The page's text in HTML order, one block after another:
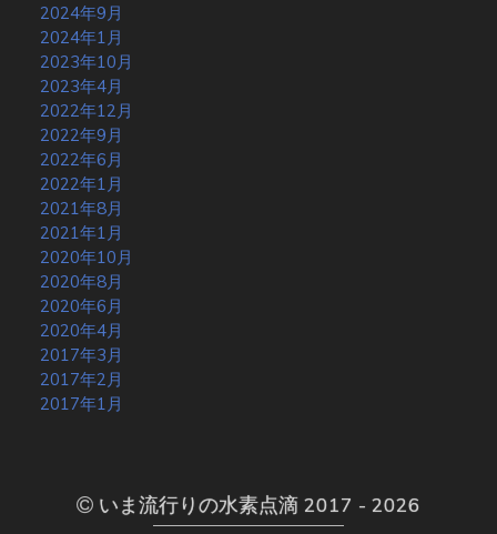
2024年9月
2024年1月
2023年10月
2023年4月
2022年12月
2022年9月
2022年6月
2022年1月
2021年8月
2021年1月
2020年10月
2020年8月
2020年6月
2020年4月
2017年3月
2017年2月
2017年1月
いま流行りの水素点滴 2017 - 2026